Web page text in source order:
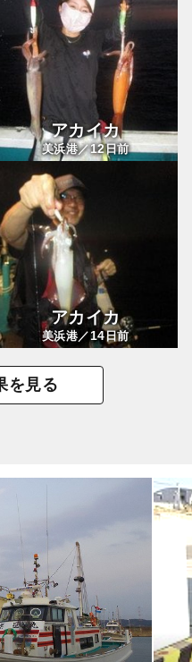
アカイカ
美浜港／12日前
アカイカ
美浜港／14日前
を見る